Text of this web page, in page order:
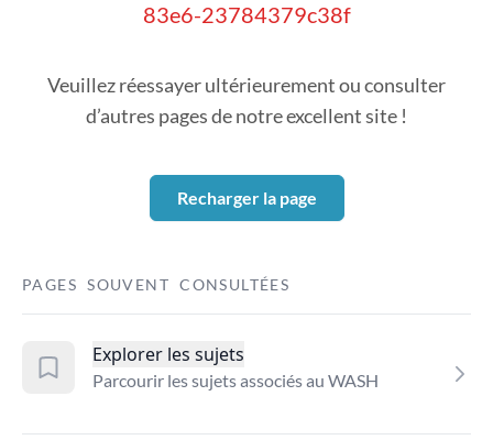
83e6-23784379c38f
Veuillez réessayer ultérieurement ou consulter
d’autres pages de notre excellent site !
Recharger la page
PAGES SOUVENT CONSULTÉES
Explorer les sujets
Parcourir les sujets associés au WASH